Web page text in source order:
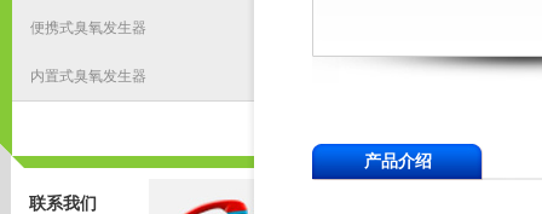
便携式臭氧发生器
内置式臭氧发生器
联系我们
产品介绍